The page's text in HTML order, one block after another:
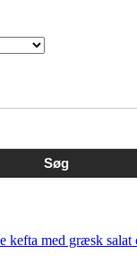
Søg
kefta med græsk salat